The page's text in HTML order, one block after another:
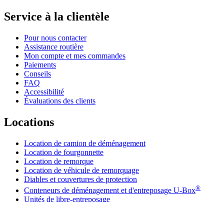
Service à la clientèle
Pour nous contacter
Assistance routière
Mon compte et mes commandes
Paiements
Conseils
FAQ
Accessibilité
Évaluations des clients
Locations
Location de camion de déménagement
Location de fourgonnette
Location de remorque
Location de véhicule de remorquage
Diables et couvertures de protection
Conteneurs de déménagement et d'entreposage U-Box®
Unités de libre-entreposage